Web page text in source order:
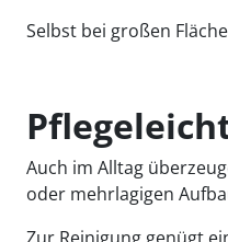
Selbst bei großen
Auch im Alltag
oder mehrlagigen